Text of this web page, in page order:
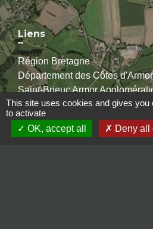
Liens
Région Bretagne
Département des Côtes d'Armor
Saint-Brieuc Armor
Recherche médecins
This site uses cookies and gives you
to activate
OK, accept all
Deny all